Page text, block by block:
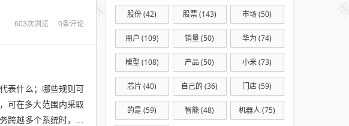
603次浏览 0条评论
表什么；哪些规则可
可在多大范围内采取
跨越多个系统时，责
股份(42) 股票(143) 市场(50)
用户 (109) 销量(50) 华为 (74)
模型 (108) 产品 (50) 小米(73)
芯片 (40) 自己的 (36) 门店(59)
的是(59) 智能(48) 机器人(75)